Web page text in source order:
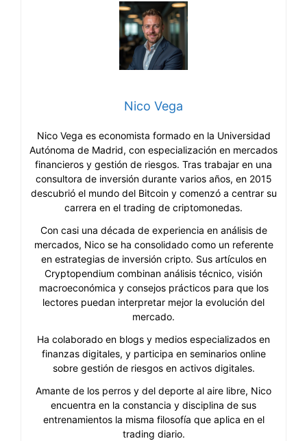
Nico Vega
Nico Vega es economista formado en la Universidad
Autónoma de Madrid, con especialización en mercados
financieros y gestión de riesgos. Tras trabajar en una
consultora de inversión durante varios años, en 2015
descubrió el mundo del Bitcoin y comenzó a centrar su
carrera en el trading de criptomonedas.
Con casi una década de experiencia en análisis de
mercados, Nico se ha consolidado como un referente
en estrategias de inversión cripto. Sus artículos en
Cryptopendium combinan análisis técnico, visión
macroeconómica y consejos prácticos para que los
lectores puedan interpretar mejor la evolución del
mercado.
Ha colaborado en blogs y medios especializados en
finanzas digitales, y participa en seminarios online
sobre gestión de riesgos en activos digitales.
Amante de los perros y del deporte al aire libre, Nico
encuentra en la constancia y disciplina de sus
entrenamientos la misma filosofía que aplica en el
trading diario.